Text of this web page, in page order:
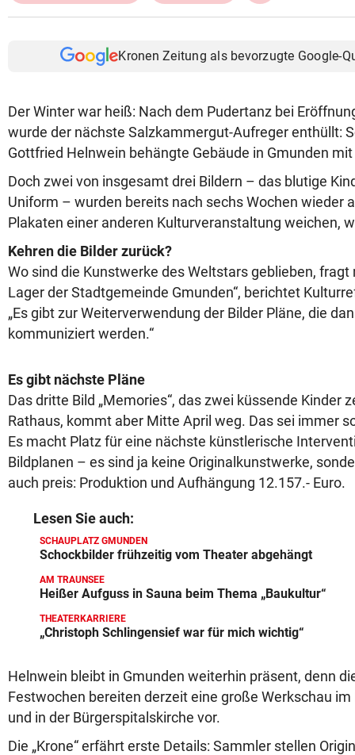
Kronen Zeitung als bevorzugte Google-
Der Winter war heiß: Nach dem Pudertanz bei
wurde der nächste Salzkammergut-Aufreger enthüllt:
Gottfried Helnwein behängte Gebäude in Gmunden
Doch zwei von insgesamt drei Bildern – das blutige
Uniform – wurden bereits nach sechs Wochen wieder
Plakaten einer anderen Kulturveranstaltung weichen,
Kehren die Bilder zurück?
Wo sind die Kunstwerke des Weltstars geblieben, fragt
Lager der Stadtgemeinde Gmunden“, berichtet
„Es gibt zur Weiterverwendung der Bilder Pläne, die
kommuniziert werden.“
Es gibt nächste Pläne
Das dritte Bild „Memories“, das zwei küssende Kinder
Rathaus, kommt aber Mitte April weg. Das sei immer
Es macht Platz für eine nächste künstlerische
Bildplanen – es sind ja keine Originalkunstwerke,
auch preis: Produktion und Aufhängung 12.157.- Euro.
Lesen Sie auch:
SCHAUPLATZ GMUNDEN
Schockbilder frühzeitig vom Theater abgehängt
AM TRAUNSEE
Heißer Aufguss in Sauna beim Thema „Baukultur“
THEATERKARRIERE
„Christoph Schlingensief war für mich wichtig“
Helnwein bleibt in Gmunden weiterhin präsent, denn
Festwochen bereiten derzeit eine große Werkschau
und in der Bürgerspitalskirche vor.
Die „Krone“ erfährt erste Details: Sammler stellen